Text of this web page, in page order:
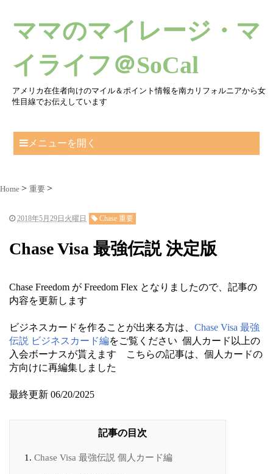
ママのマイレージ・マ
イライフ＠SoCal
アメリカ在住者向けのマイル＆ポイント情報を南カリフォルニアから女
性目線でお伝えしています
メニューを開く
Home 重要
2018年5月29日火曜日 Chase 重要
Chase Visa 最強伝説 決定版
Chase Freedom が Freedom Flex となりましたので、記事の
内容を更新します
ビジネスカードを作ることが出来る方は、 Chase Visa 最強
伝説 ビジネスカード編をご覧ください 個人カード以上の
入会ボーナスが貰えます こちらの記事は、個人カードの
方向けに再編集しました
最終更新 06/20/2025
Chase Visa 最強伝説 個人カード編